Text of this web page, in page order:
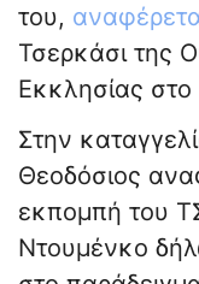
του,
Τσερκάσι της
Εκκλησίας
Στην
Θεοδόσιος
εκπομπή του
Ντουμένκο